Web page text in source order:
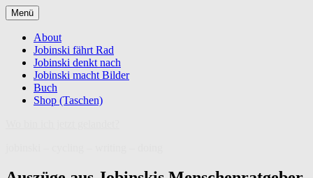
Zum
Inhalt
springen
Menü
About
Jobinski fährt Rad
Jobinski denkt nach
Jobinski macht Bilder
Buch
Shop (Taschen)